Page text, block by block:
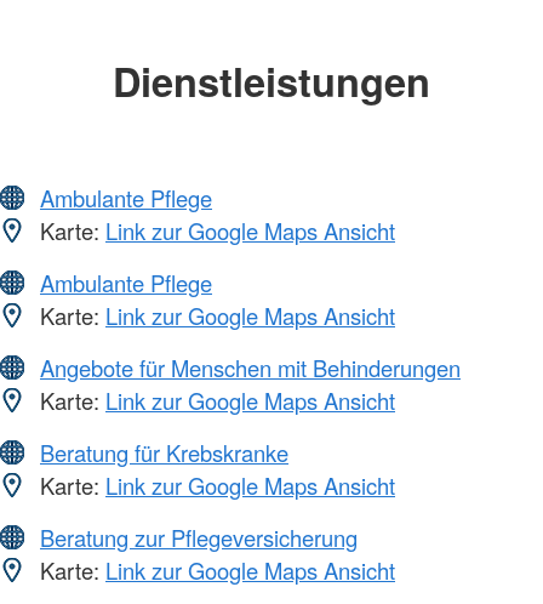
Dienstleistungen
Ambulante Pflege
Karte: Link zur Google Maps Ansicht
Ambulante Pflege
Karte: Link zur Google Maps Ansicht
Angebote für Menschen mit Behinderungen
Karte: Link zur Google Maps Ansicht
Beratung für Krebskranke
Karte: Link zur Google Maps Ansicht
Beratung zur Pflegeversicherung
Karte: Link zur Google Maps Ansicht